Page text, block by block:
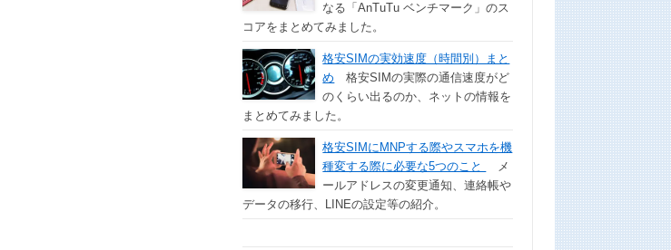
なる「AnTuTu ベンチマーク」のス
コアをまとめてみました。
格安SIMの実効速度（時間別）まと
め 格安SIMの実際の通信速度がど
のくらい出るのか、ネットの情報を
まとめてみました。
格安SIMにMNPする際やスマホを機
種変する際に必要な5つのこと
メ
ールアドレスの変更通知、連絡帳や
データの移行、LINEの設定等の紹介。